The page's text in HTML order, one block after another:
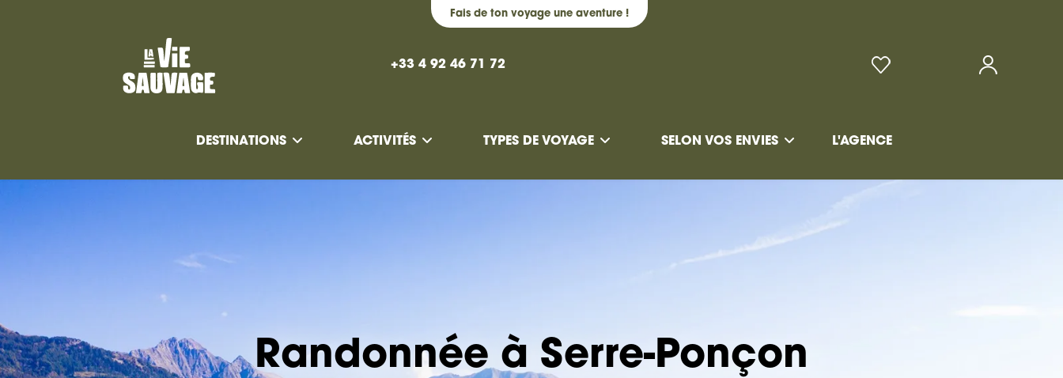
Fais de ton voyage une aventure !
DESTINATIONS ACTIVITÉS TYPES DE VOYAGE SELON VOS ENVIES L'AGENCE
+33 4 92 46 71 72
Randonnée à Serre-Ponçon